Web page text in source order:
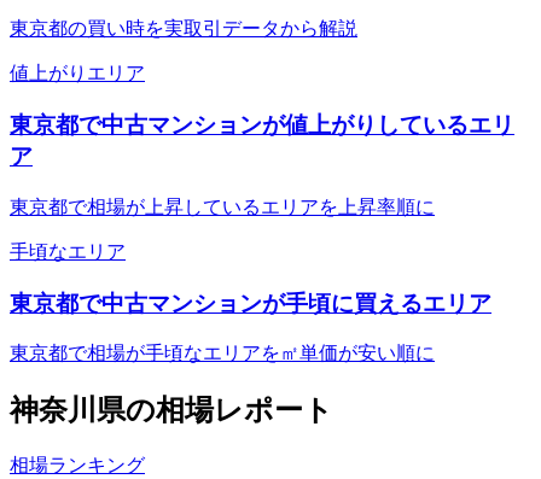
東京都の買い時を実取引データから解説
値上がりエリア
東京都で中古マンションが値上がりしているエリ
ア
東京都で相場が上昇しているエリアを上昇率順に
手頃なエリア
東京都で中古マンションが手頃に買えるエリア
東京都で相場が手頃なエリアを㎡単価が安い順に
神奈川県の相場レポート
相場ランキング